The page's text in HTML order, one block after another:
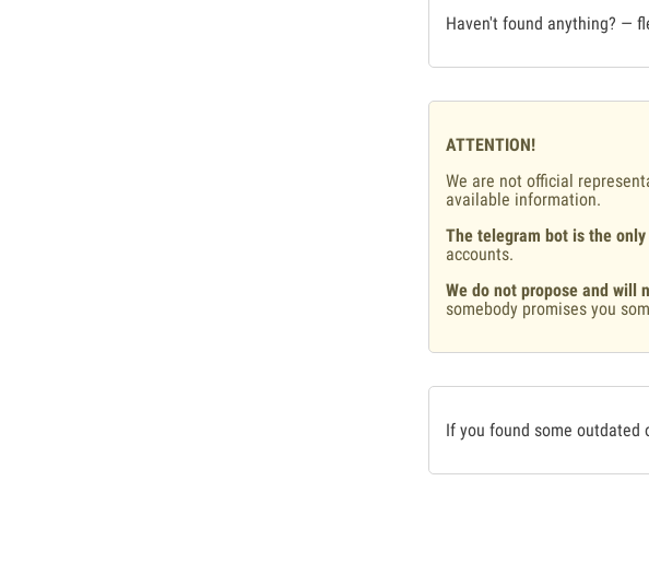
Haven't found anything? —
ATTENTION!
We are not official
available information.
The telegram bot is the
accounts.
We do not propose and will
somebody promises you
If you found some outdated